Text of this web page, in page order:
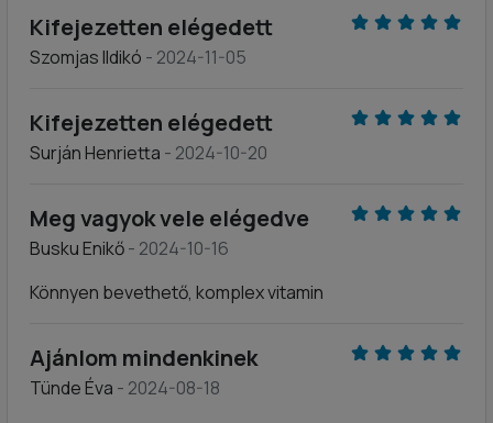
Kifejezetten elégedett
Szomjas Ildikó - 2024-11-05
Kifejezetten elégedett
Surján Henrietta - 2024-10-20
Meg vagyok vele elégedve
Busku Enikő- 2024-10-16
Könnyen bevethető, komplex vitamin
Ajánlom mindenkinek
Tünde Éva - 2024-08-18